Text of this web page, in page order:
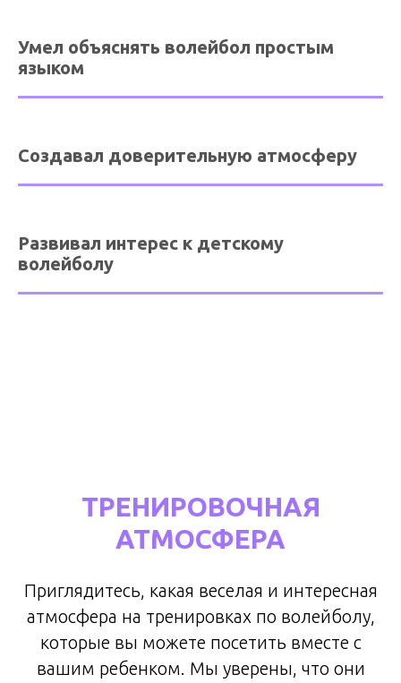
Умел объяснять волейбол простым
языком
Создавал доверительную атмосферу
Развивал интерес к детскому
волейболу
ТРЕНИРОВОЧНАЯ
АТМОСФЕРА
Приглядитесь, какая веселая и интересная
атмосфера на тренировках по волейболу,
которые вы можете посетить вместе с
вашим ребенком. Мы уверены, что они